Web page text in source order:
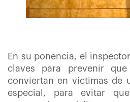
En su ponencia, el
claves para prevenir
conviertan en víctimas de
especial, para evitar